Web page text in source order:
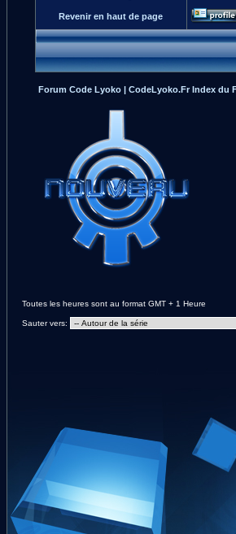
Revenir en haut de page
Forum Code Lyoko | CodeLyoko.Fr Index du
Toutes les heures sont au format GMT + 1 Heure
Sauter vers: